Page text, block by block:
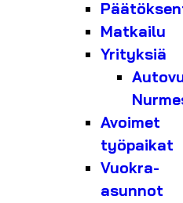
Matkailu
Yrityksiä
Avoimet
työpaikat
Vuokra-
asunnot